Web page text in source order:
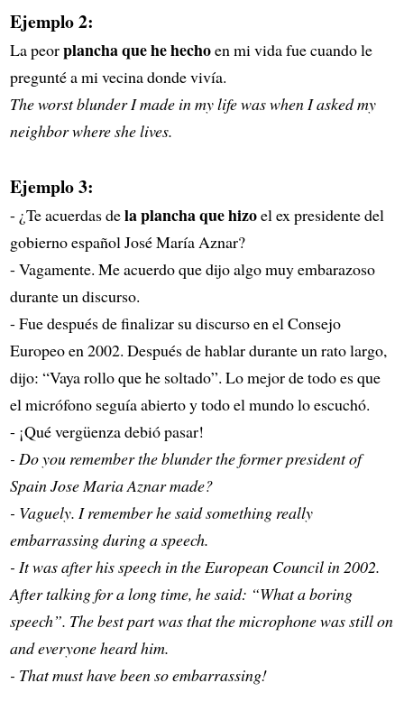
Ejemplo 2:
La peorplancha que he hechoen mi vida fue cuando le
pregunté a mi vecina donde vivía.
The worst blunder I made in my life was when I asked my
neighbor where she lives.
Ejemplo 3:
- ¿Te acuerdas dela plancha que hizoel ex presidente del
gobierno español José María Aznar?
- Vagamente. Me acuerdo que dijo algo muy embarazoso
durante un discurso.
- Fue después de finalizar su discurso en el Consejo
Europeo en 2002. Después de hablar durante un rato largo,
dijo: “Vaya rollo que he soltado”. Lo mejor de todo es que
el micrófono seguía abierto y todo el mundo lo escuchó.
- ¡Qué vergüenza debió pasar!
- Do you remember the blunder the former president of
Spain Jose Maria Aznar made?
- Vaguely. I remember he said something really
embarrassing during a speech.
- It was after his speech in the European Council in 2002.
After talking for a long time, he said: “What a boring
speech”. The best part was that the microphone was still on
and everyone heard him.
- That must have been so embarrassing!